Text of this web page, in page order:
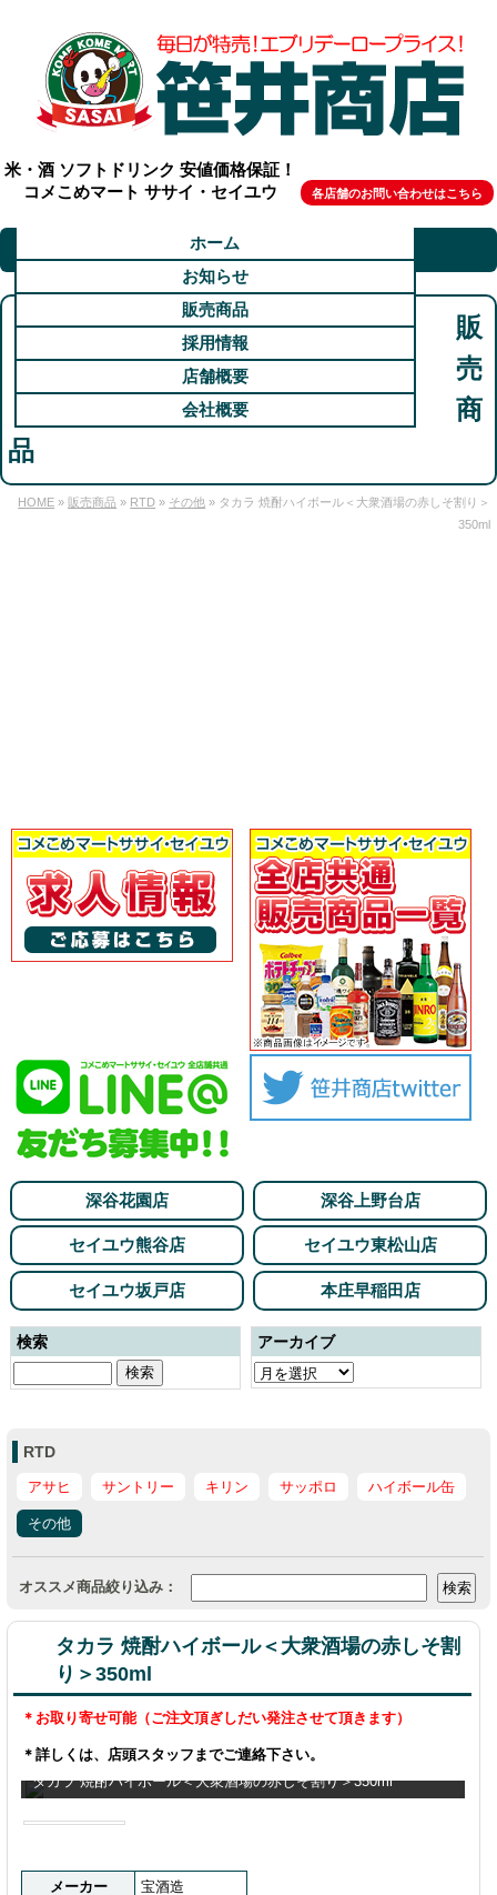
米・酒 ソフトドリンク 安値価格保証！
コメこめマート ササイ・セイユウ
各店舗のお問い合わせはこちら
ホーム
お知らせ
販売商品
採用情報
店舗概要
会社概要
販
売
商
品
HOME » 販売商品 » RTD » その他 » タカラ 焼酎ハイボール＜大衆酒場の赤しそ割り＞
350ml
深谷花園店 深谷上野台店
セイユウ熊谷店 セイユウ東松山店
セイユウ坂戸店 本庄早稲田店
検索 アーカイブ
RTD
アサヒ サントリー キリン サッポロ ハイボール缶
その他
オススメ商品絞り込み：
タカラ 焼酎ハイボール＜大衆酒場の赤しそ割
り＞350ml
＊お取り寄せ可能（ご注文頂ぎしだい発注させて頂きます）
＊詳しくは、店頭スタッフまでご連絡下さい。
タカラ 焼酎ハイボール＜大衆酒場の赤しそ割り＞350ml
メーカー
宝酒造